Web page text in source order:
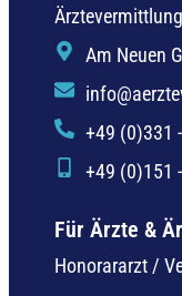
Für Ärzte &
Honorararzt /
Am Neuen
+49 (0)331
+49 (0)151